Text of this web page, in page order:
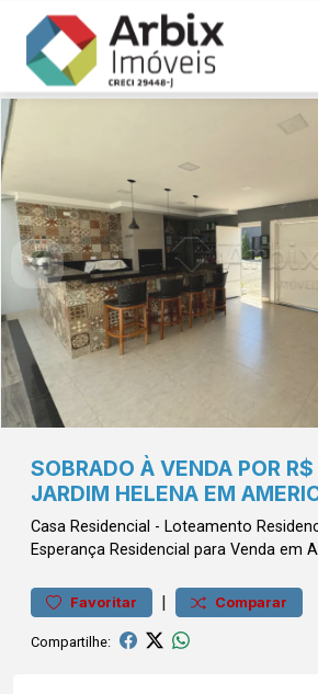
SOBRADO À VENDA POR
JARDIM HELENA EM
Casa Residencial - Loteamento
Esperança Residencial para Venda em
Favoritar | Comparar
Compartilhe: